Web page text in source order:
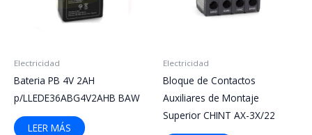
Electricidad
Bateria PB 4V 2AH
p/LLEDE36ABG4V2AHB BAW
LEER MÁS
Electricidad
Bloque de Contactos
Auxiliares de Montaje
Superior CHINT AX-3X/22